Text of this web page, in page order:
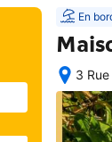
En
3
Une
fois
votre